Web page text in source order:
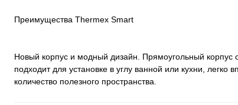
Преимущества Thermex Smart
Новый корпус и модный дизайн. Прямоугольный
подходит для установке в углу ванной или кухни,
количество полезного пространства.